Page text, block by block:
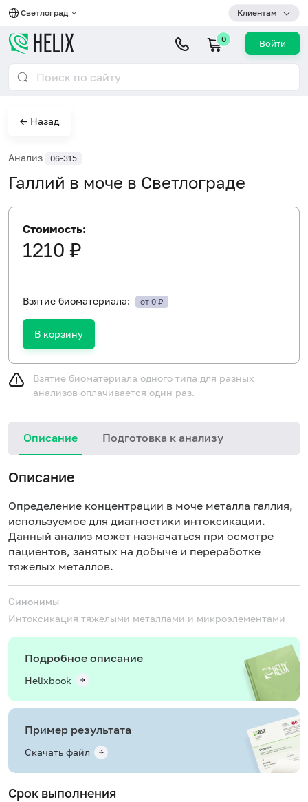
Светлоград Клиентам
0 Войти
← Назад
Анализ 06-315
Галлий в моче в Светлограде
Стоимость:
1210 ₽
Взятие биоматериала: от 0 ₽
В корзину
Взятие биоматериала одного типа для разных
анализов оплачивается один раз.
Описание Подготовка к анализу
Описание
Определение концентрации в моче металла галлия,
используемое для диагностики интоксикации.
Данный анализ может назначаться при осмотре
пациентов, занятых на добыче и переработке
тяжелых металлов.
Синонимы
Интоксикация тяжелыми металлами и микроэлементами
Подробное описание
Helixbook
Пример результата
Скачать файл
Срок выполнения